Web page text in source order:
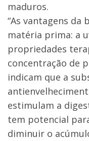
maduros.
“As vantagens da
matéria prima: a
propriedades
concentração de
indicam que a
estimulam a
tem potencial
diminuir o